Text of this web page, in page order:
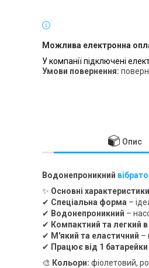
У компанії підключені
Опис
Водонепроникний
✨ Основні
✔ Спеціальна форма –
✔ Водонепроникний –
✔ Компактний та легкий в
✔ М'який та еластичний –
✔ Працює від 1
🎨 Кольори: фіолетовий,